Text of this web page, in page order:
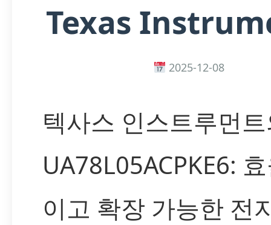
Texas
2025-12-08
텍사스 인스트루먼
UA78L05ACPKE6:
이고 확장 가능한 전